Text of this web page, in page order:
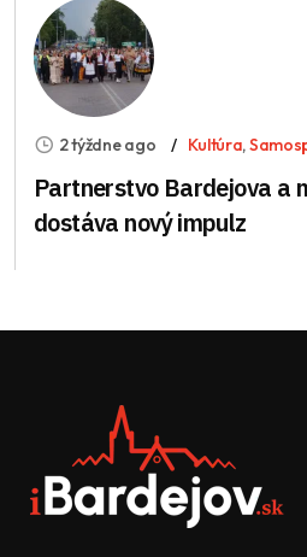
2 týždne ago Kultúra,
Partnerstvo Bardejova a
dostáva nový impulz